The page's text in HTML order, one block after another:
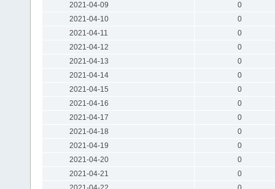
2021-04-09
0
2021-04-10
0
2021-04-11
0
2021-04-12
0
2021-04-13
0
2021-04-14
0
2021-04-15
0
2021-04-16
0
2021-04-17
0
2021-04-18
0
2021-04-19
0
2021-04-20
0
2021-04-21
0